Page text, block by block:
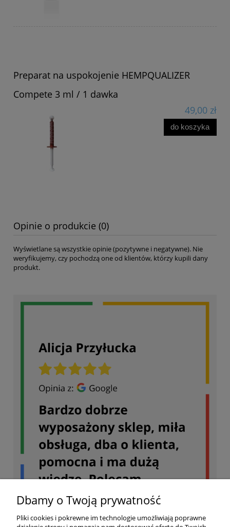
Preparat na uspokojenie HEMPQUALIZER
Compete 3 ml / 1 dawka
49,00 zł
do koszyka
Opinie o produkcie (0)
Wyświetlane są wszystkie opinie (pozytywne i negatywne). Nie
weryfikujemy, czy pochodzą one od klientów, którzy kupili dany
produkt.
Dbamy o Twoją prywatność
Pliki cookies i pokrewne im technologie umożliwiają poprawne